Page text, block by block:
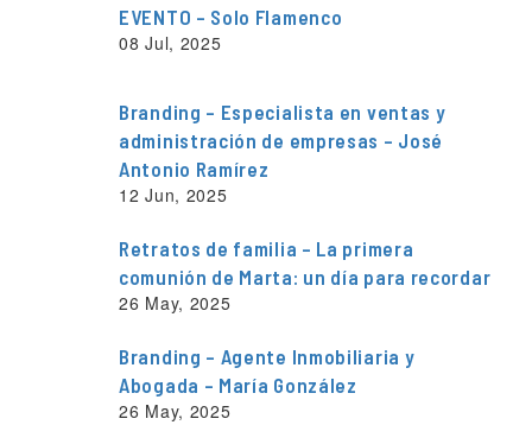
EVENTO – Solo Flamenco
08 Jul, 2025
Branding – Especialista en ventas y
administración de empresas – José
Antonio Ramírez
12 Jun, 2025
Retratos de familia – La primera
comunión de Marta: un día para recordar
26 May, 2025
Branding – Agente Inmobiliaria y
Abogada – María González
26 May, 2025